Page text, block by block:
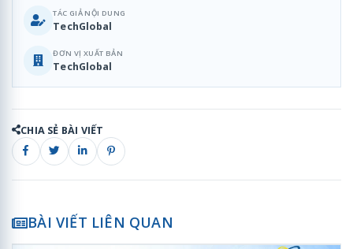
TÁC GIẢ NỘI DUNG
TechGlobal
ĐƠN VỊ XUẤT BẢN
TechGlobal
CHIA SẺ BÀI VIẾT
BÀI VIẾT LIÊN QUAN